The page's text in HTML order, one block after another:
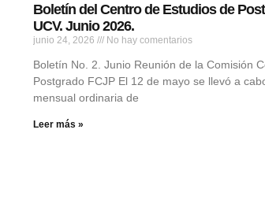
Boletín del Centro de Estudios de
UCV. Junio 2026.
junio 24, 2026 No hay comentarios
Boletín No. 2. Junio Reunión de la Comisión
Postgrado FCJP El 12 de mayo se llevó a
mensual ordinaria de
Leer más »